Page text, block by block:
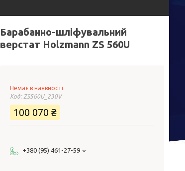
Барабанно-шліфувальний
верстат Holzmann ZS 560U
Немає в наявності
Код: ZS560U_230V
100 070 ₴
+380 (95) 461-27-59